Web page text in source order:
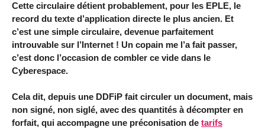
Cette circulaire détient probablement, pour les EPLE, le
record du texte d’application directe le plus ancien. Et
c’est une simple circulaire, devenue parfaitement
introuvable sur l’Internet ! Un copain me l’a fait passer,
c’est donc l’occasion de combler ce vide dans le
Cyberespace.
Cela dit, depuis une DDFiP fait circuler un document, mais
non signé, non siglé, avec des quantités à décompter en
forfait, qui accompagne une préconisation de tarifs